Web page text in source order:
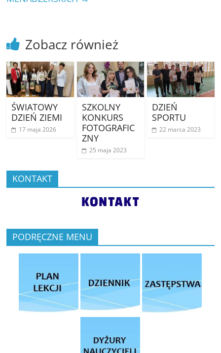
Zobacz również
ŚWIATOWY
DZIEŃ ZIEMI
17 maja 2026
SZKOLNY
KONKURS
FOTOGRAFIC
ZNY
25 maja 2023
DZIEŃ
SPORTU
22 marca 2023
KONTAKT
PODRĘCZNE MENU